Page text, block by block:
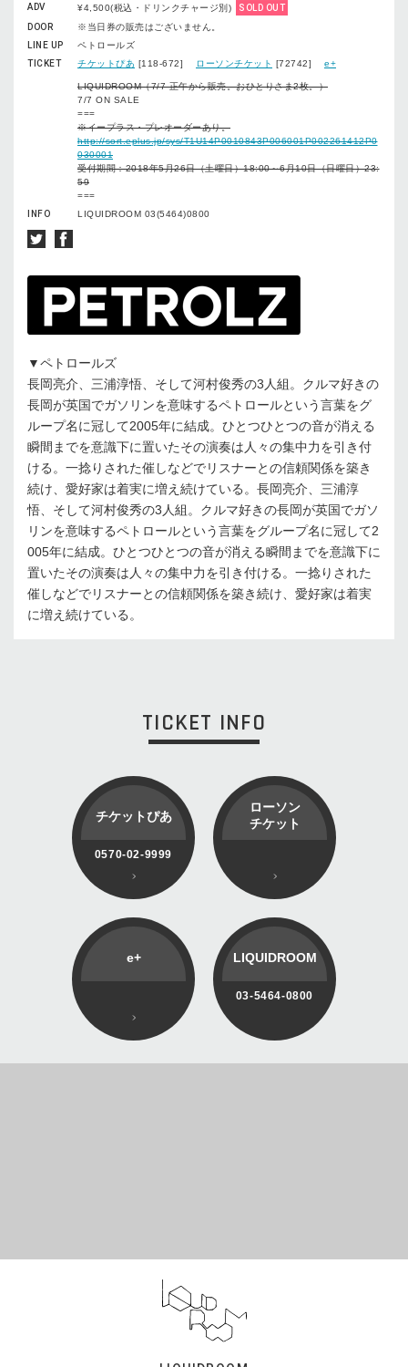
ADV
¥4,500(税込・ドリンクチャージ別)
SOLD OUT
DOOR
※当日券の販売はございません。
LINE UP
ペトロールズ
TICKET
チケットぴあ [118-672] ローソンチケット [72742] e+
LIQUIDROOM（7/7 正午から販売。おひとりさま2枚。）
7/7 ON SALE
===
※イープラス・プレオーダーあり。
http://sort.eplus.jp/sys/T1U14P0010843P006001P002261412P0
030001
受付期間：2018年5月26日（土曜日）18:00～6月10日（日曜日）23:
59
===
INFO
LIQUIDROOM 03(5464)0800
▼ペトロールズ
長岡亮介、三浦淳悟、そして河村俊秀の3人組。クルマ好きの
長岡が英国でガソリンを意味するペトロールという言葉をグ
ループ名に冠して2005年に結成。ひとつひとつの音が消える
瞬間までを意識下に置いたその演奏は人々の集中力を引き付
ける。一捻りされた催しなどでリスナーとの信頼関係を築き
続け、愛好家は着実に増え続けている。長岡亮介、三浦淳
悟、そして河村俊秀の3人組。クルマ好きの長岡が英国でガソ
リンを意味するペトロールという言葉をグループ名に冠して2
005年に結成。ひとつひとつの音が消える瞬間までを意識下に
置いたその演奏は人々の集中力を引き付ける。一捻りされた
催しなどでリスナーとの信頼関係を築き続け、愛好家は着実
に増え続けている。
TICKET INFO
チケットぴあ
0570-02-9999
ローソン
チケット
e+ LIQUIDROOM
03-5464-0800